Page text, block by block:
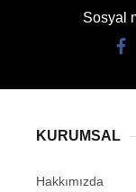
Sosyal
KURUMSAL
Hakkımızda